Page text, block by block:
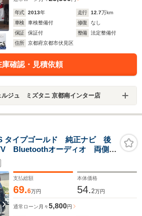
年式 2013年 走行 12.7万km
車検
車検整備付 修復
なし
保証
保証付 整備
法定整備付
住所
京都府京都市伏見区
庫確認・見積依頼
ルジュ ミズタニ 京都南インター店
タイプゴールド 純正ナビ 後
Bluetoothオーディオ 両側電
ックドア クリアランスソナ
オートライト ETC クル
支払総額
69.6万円
本体価格
54.2万円
通常ローン 月々5,800円